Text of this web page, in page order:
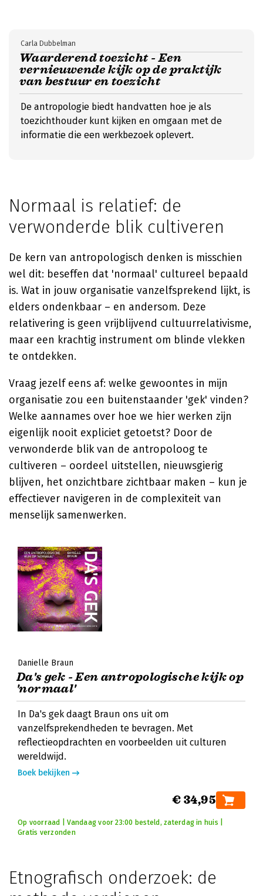
Waarderend toezicht - Een
vernieuwende kijk op de praktijk
van bestuur en toezicht
Carla Dubbelman
De antropologie biedt handvatten hoe je als
toezichthouder kunt kijken en omgaan met de
informatie die een werkbezoek oplevert.
Normaal is relatief: de
verwonderde blik cultiveren
De kern van antropologisch denken is misschien
wel dit: beseffen dat 'normaal' cultureel bepaald
is. Wat in jouw organisatie vanzelfsprekend lijkt, is
elders ondenkbaar – en andersom. Deze
relativering is geen vrijblijvend cultuurrelativisme,
maar een krachtig instrument om blinde vlekken
te ontdekken.
Vraag jezelf eens af: welke gewoontes in mijn
organisatie zou een buitenstaander 'gek' vinden?
Welke aannames over hoe we hier werken zijn
eigenlijk nooit expliciet getoetst? Door de
verwonderde blik van de antropoloog te
cultiveren – oordeel uitstellen, nieuwsgierig
blijven, het onzichtbare zichtbaar maken – kun je
effectiever navigeren in de complexiteit van
menselijk samenwerken.
Danielle Braun
Da's gek - Een antropologische kijk op
'normaal'
In Da's gek daagt Braun ons uit om
vanzelfsprekendheden te bevragen. Met
reflectieopdrachten en voorbeelden uit culturen
wereldwijd.
Boek bekijken
€ 34,95
Op voorraad | Vandaag voor 23:00 besteld, zaterdag in huis |
Gratis verzonden
Etnografisch onderzoek: de